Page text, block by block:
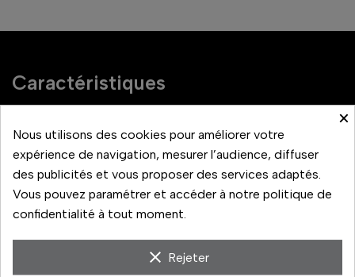
Caractéristiques
Hauteur maximum 183
Hauteur minimum 45.5
Matériau
×
Nous utilisons des cookies pour améliorer votre
expérience de navigation, mesurer l’audience, diffuser
des publicités et vous proposer des services adaptés.
Vous pouvez paramétrer et accéder à notre politique de
confidentialité à tout moment.
clear Rejeter